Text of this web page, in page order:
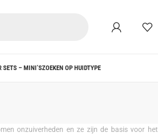
SETS – MINI’SZOEKEN OP HUIDTYPE
onzuiverheden en ze zijn de basis voor het